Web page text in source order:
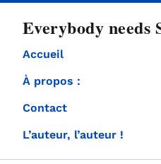
Everybody needs
Accueil
À propos :
Contact
L’auteur, l’auteur !